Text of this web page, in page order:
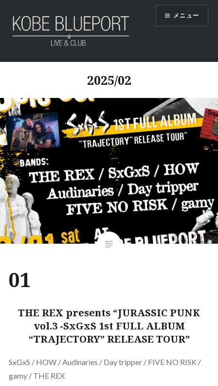
ッ
プ
KOBE BLUEPORT
メニュー
2025/02
01
THE REX presents “JURASSIC PUNK
vol.3 -SxGxS 1st FULL ALBUM
“TRAJECTORY” RELEASE TOUR”
SxGxS / HOW / Audinaries / Day tripper / FIVE NO RISK /
gamy / THE REX